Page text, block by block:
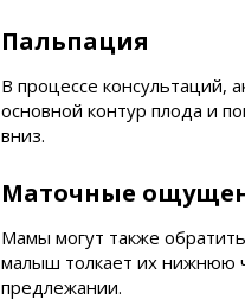
Пальпация
В процессе консультаций,
основной контур плода и
вниз.
Маточные
Мамы могут также
малыш толкает их нижнюю
предлежании.